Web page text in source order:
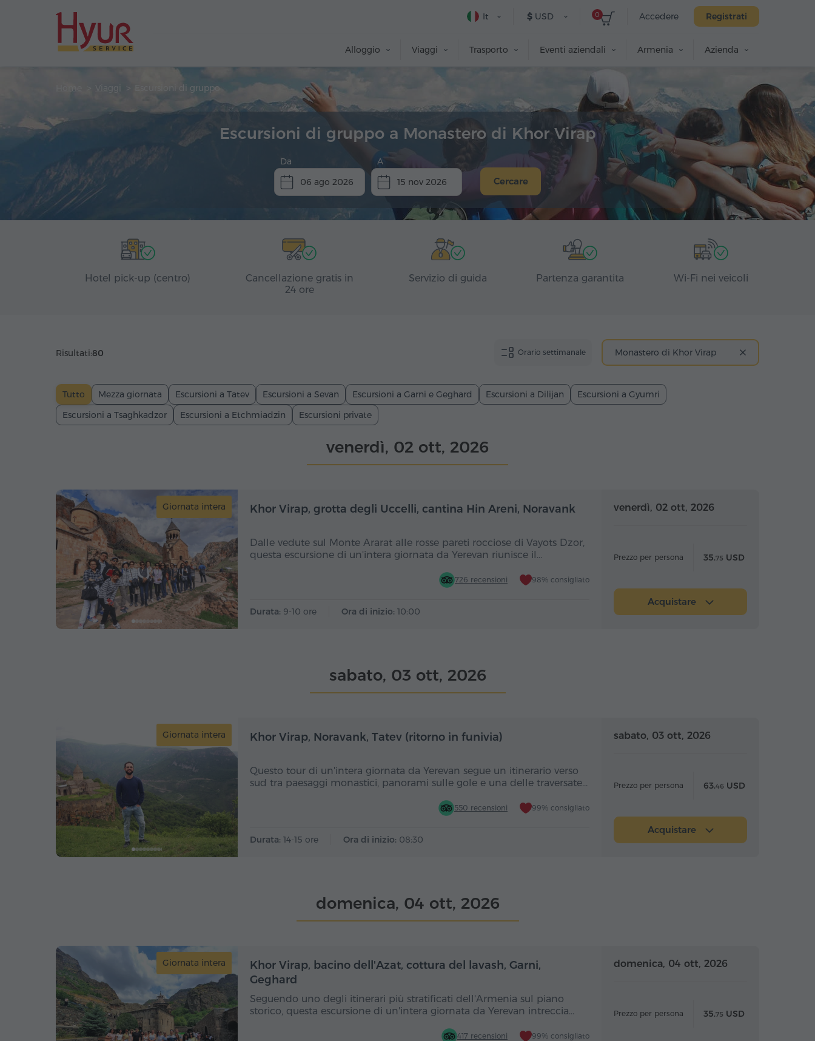
Accedere Registrati
0
$ USD
It
Alloggio Viaggi Trasporto Eventi aziendali Armenia Azienda
Home Viaggi Escursioni di gruppo
Escursioni di gruppo a Monastero di Khor Virap
Da
06 ago 2026
A
15 nov 2026
Cercare
Hotel pick-up (centro)
Cancellazione gratis in
24 ore
Servizio di guida Partenza garantita Wi-Fi nei veicoli
Monastero di Khor Virap
Orario settimanale
Risultati:80
Tutto Mezza giornata Escursioni a Tatev Escursioni a Sevan Escursioni a Garni e Geghard Escursioni a Dilijan
Escursioni a Gyumri
Escursioni a Tsaghkadzor
Escursioni a Etchmiadzin Escursioni private
venerdì, 02 ott, 2026
Giornata intera Giornata intera Giornata intera Giornata intera
Khor Virap, grotta degli Uccelli, cantina Hin Areni, Noravank
Dalle vedute sul Monte Ararat alle rosse pareti rocciose di Vayots Dzor,
questa escursione di un'intera giornata da Yerevan riunisce il…
726 recensioni 98% consigliato
Durata: 9-10 ore Ora di inizio: 10:00
venerdì, 02 ott, 2026
Prezzo per persona 35.75 USD
Acquistare
sabato, 03 ott, 2026
Giornata intera Giornata intera Giornata intera
Khor Virap, Noravank, Tatev (ritorno in funivia)
Questo tour di un'intera giornata da Yerevan segue un itinerario verso
sud tra paesaggi monastici, panorami sulle gole e una delle traversate…
550 recensioni 99% consigliato
Durata: 14-15 ore Ora di inizio: 08:30
sabato, 03 ott, 2026
Prezzo per persona 63.46 USD
Acquistare
domenica, 04 ott, 2026
Giornata intera Giornata intera Giornata intera Giornata intera
Khor Virap, bacino dell'Azat, cottura del lavash, Garni,
Geghard
Seguendo uno degli itinerari più stratificati dell'Armenia sul piano
storico, questa escursione di un'intera giornata da Yerevan intreccia…
417 recensioni 99% consigliato
domenica, 04 ott, 2026
Prezzo per persona 35.75 USD